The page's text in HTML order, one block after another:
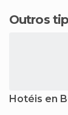
Outros
Hotéis en